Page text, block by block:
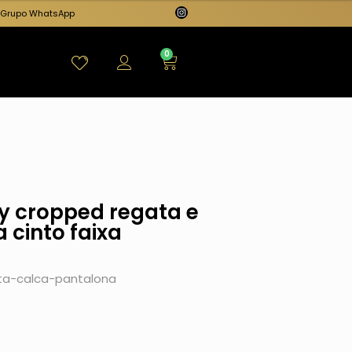
Grupo WhatsApp
0
cropped regata e
cinto faixa
calca-pantalona